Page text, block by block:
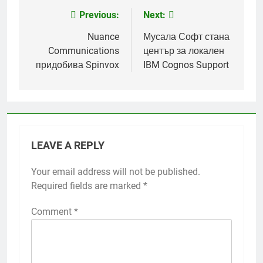
navigation
Previous:
Nuance
Communications
придобива Spinvox
Next:
Мусала Софт стана
център за локален
IBM Cognos Support
LEAVE A REPLY
Your email address will not be published.
Required fields are marked *
Comment *